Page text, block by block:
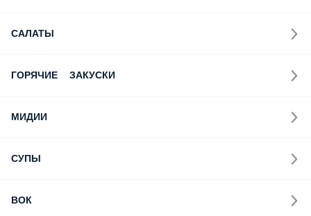
САЛАТЫ
ГОРЯЧИЕ ЗАКУСКИ
МИДИИ
СУПЫ
ВОК